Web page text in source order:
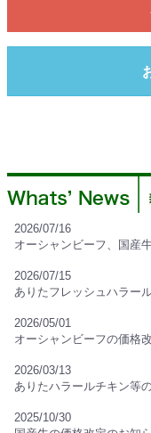
2026/07/16
オーシャンビーフ、国産
2026/07/15
ありたフレッシュハラー
2026/05/01
オーシャンビーフの価格
2026/03/13
ありたハラールチキン等
2025/10/30